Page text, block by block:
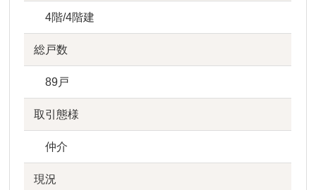
4階/4階建
総戸数
89戸
取引態様
仲介
現況